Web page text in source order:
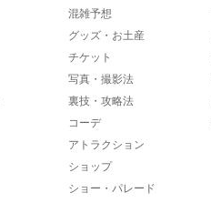
混雑予想
グッズ・お土産
チケット
写真・撮影法
裏技・攻略法
コーデ
アトラクション
ショップ
ショー・パレード